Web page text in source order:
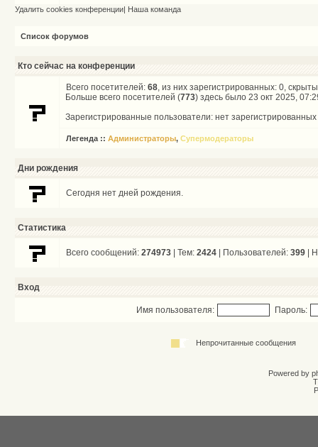
Удалить cookies конференции| Наша команда
Список форумов
Кто сейчас на конференции
Всего посетителей: 68, из них зарегистрированных: 0,
Больше всего посетителей (773) здесь было 23 окт 2025,
Зарегистрированные пользователи: нет
Легенда :: Администраторы, Супермодераторы
Дни рождения
Сегодня нет дней рождения.
Статистика
Всего сообщений: 274973 | Тем: 2424 | Пользователей: 399 |
Вход
Имя пользователя: Пароль:
Непрочитанные сообщения
Powered by